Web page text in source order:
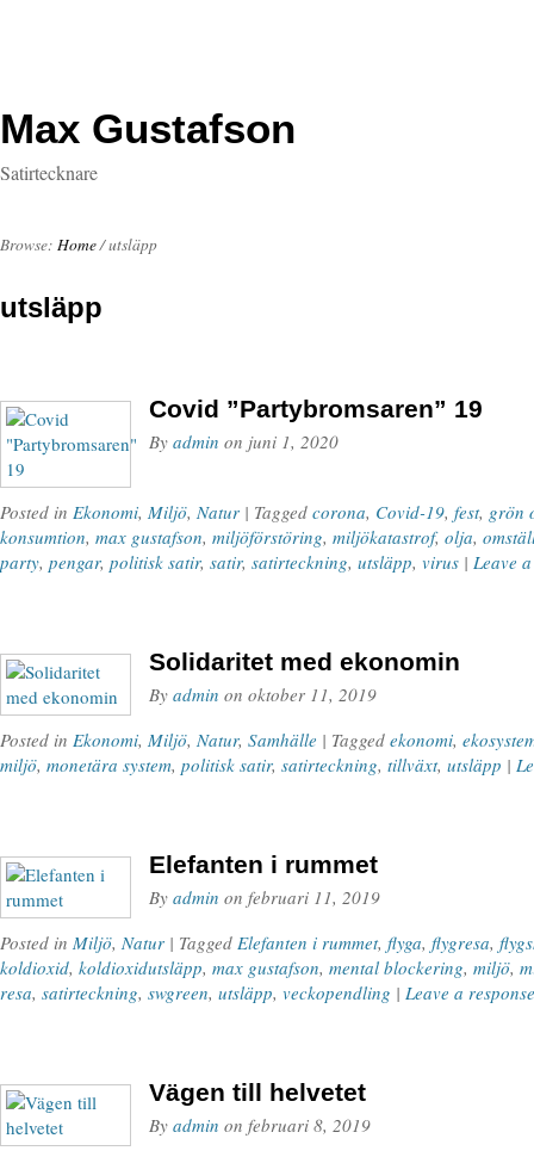
Max Gustafson
Satirtecknare
Browse: Home/utsläpp
utsläpp
Covid ”Partybromsaren” 19
By admin on juni 1, 2020
Posted in Ekonomi, Miljö, Natur | Tagged corona, Covid-19, fest, grön
konsumtion, max gustafson, miljöförstöring, miljökatastrof, olja,
party, pengar, politisk satir, satir, satirteckning, utsläpp, virus | Leave
Solidaritet med ekonomin
By admin on oktober 11, 2019
Posted in Ekonomi, Miljö, Natur, Samhälle | Tagged ekonomi,
miljö, monetära system, politisk satir, satirteckning, tillväxt, utsläpp |
Elefanten i rummet
By admin on februari 11, 2019
Posted in Miljö, Natur | Tagged Elefanten i rummet, flyga, flygresa,
koldioxid, koldioxidutsläpp, max gustafson, mental blockering, miljö,
resa, satirteckning, swgreen, utsläpp, veckopendling | Leave a response
Vägen till helvetet
By admin on februari 8, 2019